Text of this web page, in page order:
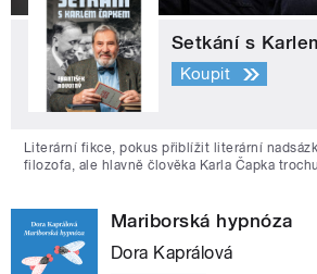
Setkání s
Koupit
Literární fikce, pokus přiblížit literární
filozofa, ale hlavně člověka Karla Čapka
Mariborská hypnóza
Dora Kaprálová